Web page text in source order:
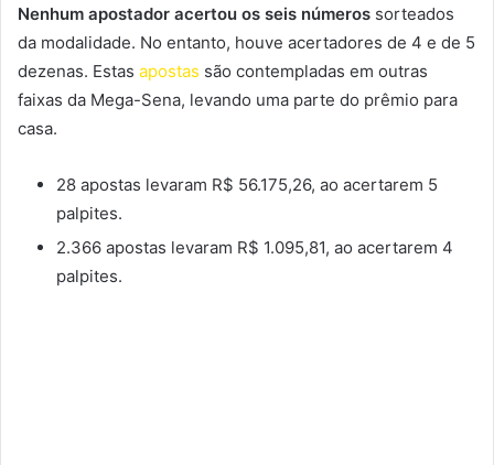
Nenhum apostador acertou os seis números sorteados
da modalidade. No entanto, houve acertadores de 4 e de 5
dezenas. Estas apostas são contempladas em outras
faixas da Mega-Sena, levando uma parte do prêmio para
casa.
28 apostas levaram R$ 56.175,26, ao acertarem 5
palpites.
2.366 apostas levaram R$ 1.095,81, ao acertarem 4
palpites.